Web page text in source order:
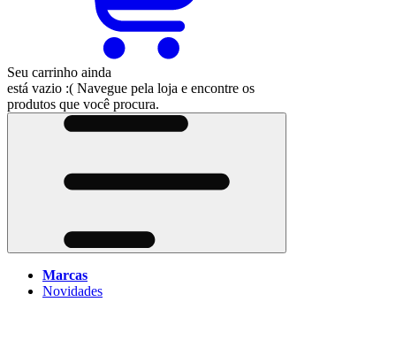
Seu carrinho ainda
está vazio :( Navegue pela loja e encontre os
produtos que você procura.
Marcas
Novidades